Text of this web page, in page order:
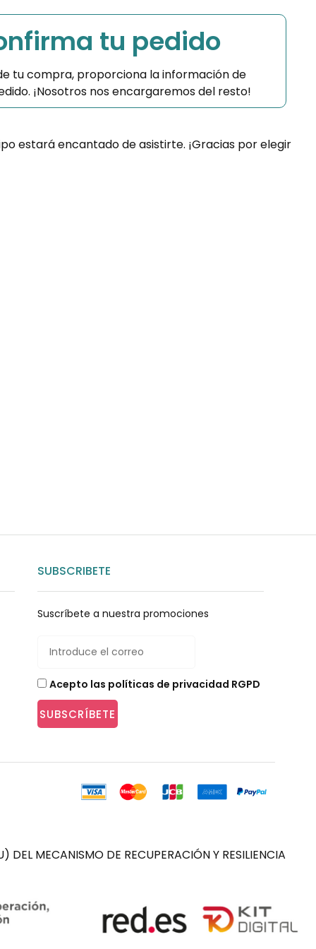
tu pedido
tu compra, proporciona la información de
¡Nosotros nos encargaremos del resto!
estará encantado de asistirte. ¡Gracias por elegir
SUBSCRIBETE
Suscríbete a nuestra promociones
Acepto las políticas de privacidad RGPD
SUBSCRÍBETE
MECANISMO DE RECUPERACIÓN Y RESILIENCIA